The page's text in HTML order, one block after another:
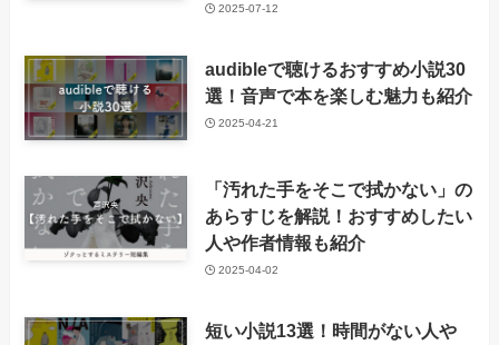
2025-07-12
audibleで聴けるおすすめ小説30
選！音声で本を楽しむ魅力も紹介
2025-04-21
「汚れた手をそこで拭かない」の
あらすじを解説！おすすめしたい
人や作者情報も紹介
2025-04-02
短い小説13選！時間がない人や